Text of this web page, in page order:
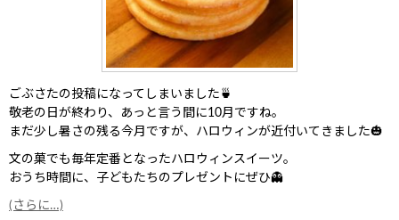
ごぶさたの投稿になってしまいました🍵
敬老の日が終わり、あっと言う間に10月ですね。
まだ少し暑さの残る今月ですが、ハロウィンが近付いてきました🎃
文の菓でも毎年定番となったハロウィンスイーツ。
おうち時間に、子どもたちのプレゼントにぜひ👻
(さらに…)